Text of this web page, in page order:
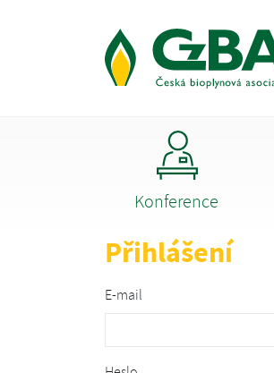
Konference
Přihlášení
E-mail